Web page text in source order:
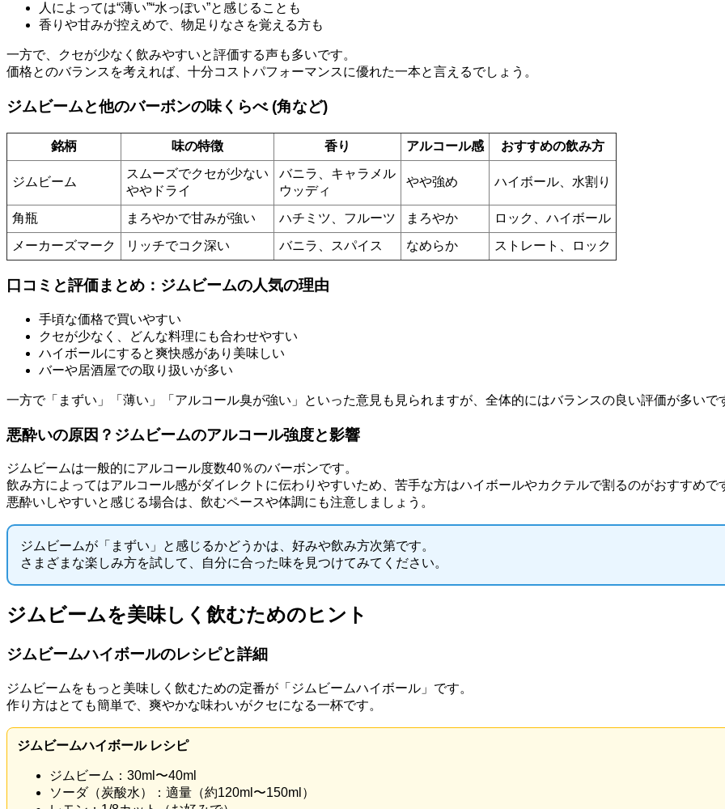
人によっては“薄い”“水っぽい”と感じることも
香りや甘みが控えめで、物足りなさを覚える方も
一方で、クセが少なく飲みやすいと評価する声も多いです。
価格とのバランスを考えれば、十分コストパフォーマンスに優れた一本と言えるでしょう。
ジムビームと他のバーボンの味くらべ (角など)
銘柄 味の特徴 香り アルコール感 おすすめの飲み方
ジムビーム
スムーズでクセが少ない
ややドライ
バニラ、キャラメル
ウッディ
やや強め ハイボール、水割り
角瓶 まろやかで甘みが強い ハチミツ、フルーツ まろやか
ロック、ハイボール
メーカーズマーク
リッチでコク深い バニラ、スパイス なめらか ストレート、ロック
口コミと評価まとめ：ジムビームの人気の理由
手頃な価格で買いやすい
クセが少なく、どんな料理にも合わせやすい
ハイボールにすると爽快感があり美味しい
バーや居酒屋での取り扱いが多い
一方で「まずい」「薄い」「アルコール臭が強い」といった意見も見られますが、全体的にはバランスの良い評価が多いで
悪酔いの原因？ジムビームのアルコール強度と影響
ジムビームは一般的にアルコール度数40％のバーボンです。
飲み方によってはアルコール感がダイレクトに伝わりやすいため、苦手な方はハイボールやカクテルで割るのがおすすめで
悪酔いしやすいと感じる場合は、飲むペースや体調にも注意しましょう。
ジムビームが「まずい」と感じるかどうかは、好みや飲み方次第です。
さまざまな楽しみ方を試して、自分に合った味を見つけてみてください。
ジムビームを美味しく飲むためのヒント
ジムビームハイボールのレシピと詳細
ジムビームをもっと美味しく飲むための定番が「ジムビームハイボール」です。
作り方はとても簡単で、爽やかな味わいがクセになる一杯です。
ジムビームハイボール レシピ
ジムビーム：30ml〜40ml
ソーダ（炭酸水）：適量（約120ml〜150ml）